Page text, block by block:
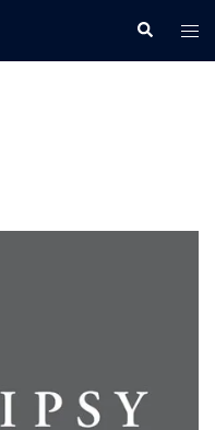
Search